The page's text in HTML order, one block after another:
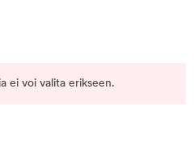
ei voi valita erikseen.